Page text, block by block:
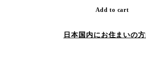
Add to cart
日本国内にお住まいの